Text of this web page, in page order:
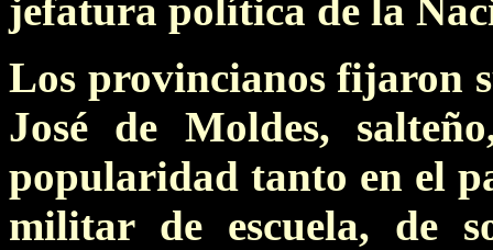
jefatura política de la
Los provincianos fijaron
José de Moldes,
popularidad tanto en el
militar de escuela, de